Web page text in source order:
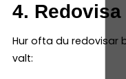
4.
Hur ofta du redovisar
valt: